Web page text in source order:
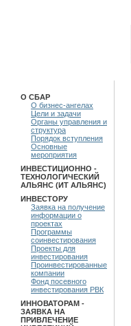
О СБАР
О бизнес-ангелах
Цели и задачи
Органы управления и
структура
Порядок вступления
Основные
мероприятия
ИНВЕСТИЦИОННО -
ТЕХНОЛОГИЧЕСКИЙ
АЛЬЯНС (ИТ АЛЬЯНС)
ИНВЕСТОРУ
Заявка на получение
информации о
проектах
Программы
соинвестирования
Проекты для
инвестирования
Проинвестированные
компании
Фонд посевного
инвестирования РВК
ИННОВАТОРАМ -
ЗАЯВКА НА
ПРИВЛЕЧЕНИЕ